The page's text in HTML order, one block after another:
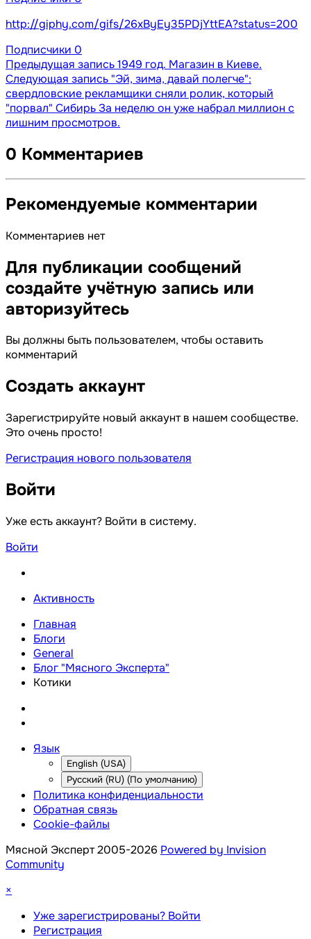
http://giphy.com/gifs/26xByEy35PDjYttEA?status=200
Подписчики 0
Предыдущая запись1949 год. Магазин в Киеве.
Следующая запись "Эй, зима, давай полегче":
свердловские рекламщики сняли ролик, который
"порвал" Сибирь За неделю он уже набрал миллион с
лишним просмотров.
0 Комментариев
Рекомендуемые комментарии
Комментариев нет
Для публикации сообщений
создайте учётную запись или
авторизуйтесь
Вы должны быть пользователем, чтобы оставить
комментарий
Создать аккаунт
Зарегистрируйте новый аккаунт в нашем сообществе.
Это очень просто!
Регистрация нового пользователя
Войти
Уже есть аккаунт? Войти в систему.
Войти
Активность
Главная
Блоги
General
Блог "Мясного Эксперта"
Котики
Язык
English (USA)
Русский (RU) (По умолчанию)
Политика конфиденциальности
Обратная связь
Cookie-файлы
Мясной Эксперт 2005-2026 Powered by Invision
Community
×
Уже зарегистрированы? Войти
Регистрация